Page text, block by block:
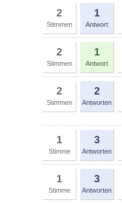
2
Stimmen
1
Antwort
2
Stimmen
1
Antwort
2
Stimmen
2
Antworten
1
Stimme
3
Antworten
1
Stimme
3
Antworten